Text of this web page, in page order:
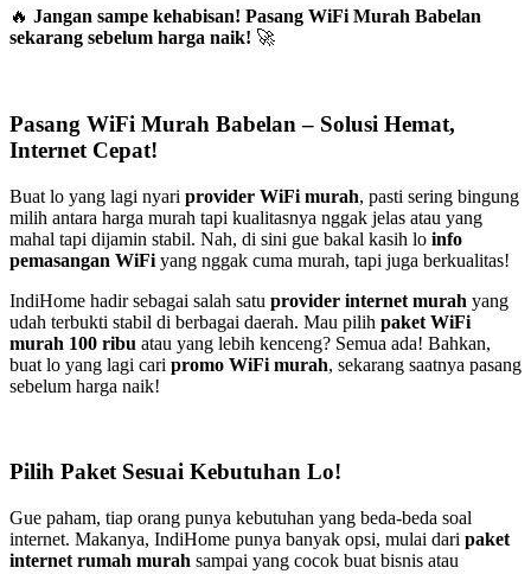
🔥 Jangan sampe kehabisan! Pasang WiFi Murah Babelan
sekarang sebelum harga naik! 🚀
Pasang WiFi Murah Babelan – Solusi Hemat,
Internet Cepat!
Buat lo yang lagi nyari provider WiFi murah, pasti sering bingung
milih antara harga murah tapi kualitasnya nggak jelas atau yang
mahal tapi dijamin stabil. Nah, di sini gue bakal kasih lo info
pemasangan WiFi yang nggak cuma murah, tapi juga berkualitas!
IndiHome hadir sebagai salah satu provider internet murah yang
udah terbukti stabil di berbagai daerah. Mau pilih paket WiFi
murah 100 ribu atau yang lebih kenceng? Semua ada! Bahkan,
buat lo yang lagi cari promo WiFi murah, sekarang saatnya pasang
sebelum harga naik!
Pilih Paket Sesuai Kebutuhan Lo!
Gue paham, tiap orang punya kebutuhan yang beda-beda soal
internet. Makanya, IndiHome punya banyak opsi, mulai dari paket
internet rumah murah sampai yang cocok buat bisnis atau